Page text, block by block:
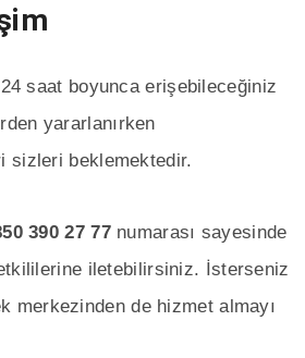
saat boyunca erişebileceğiniz
yararlanırken
sizleri beklemektedir.
390 27 77 numarası sayesinde
iletebilirsiniz. İsterseniz
merkezinden de hizmet almayı